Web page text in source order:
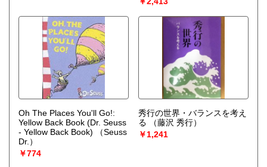
S.）
Oh The Places You'll Go!:
Yellow Back Book (Dr. Seuss
- Yellow Back Book)
（Seuss
Dr.）
￥774
秀行の世界・バランスを考え
る
（藤沢 秀行）
￥1,241